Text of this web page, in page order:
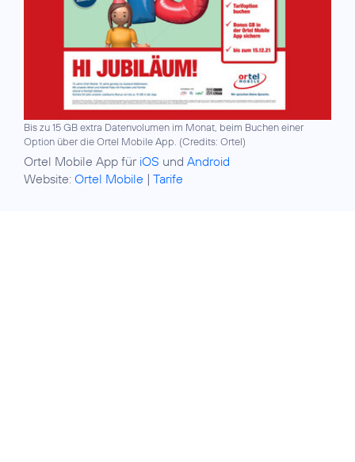
Bis zu 15 GB extra Datenvolumen im Monat, beim Buchen einer
Option über die Ortel Mobile App. (Credits: Ortel)
Ortel Mobile App für iOS und Android
Website: Ortel Mobile | Tarife